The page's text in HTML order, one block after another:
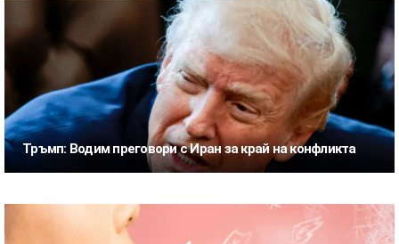
Тръмп: Водим преговори с Иран за край на конфликта